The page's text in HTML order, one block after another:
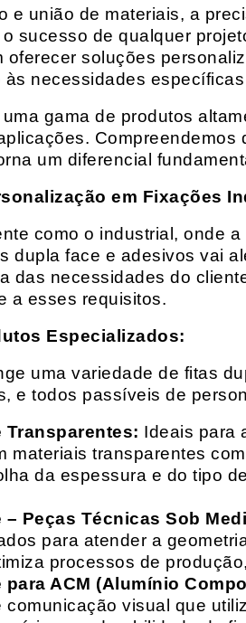
e união de materiais, a
sucesso de qualquer
oferecer soluções
necessidades
gama de produtos
um diferencial
em Fixações
como o industrial, onde
dupla face e adesivos vai
das necessidades do
a esses requisitos.
Especializados:
uma variedade de fitas
e todos passíveis de
Transparentes: Ideais para
materiais transparentes
da espessura e do tipo
– Peças Técnicas Sob
para atender a
processos de
para ACM (Alumínio
comunicação visual que